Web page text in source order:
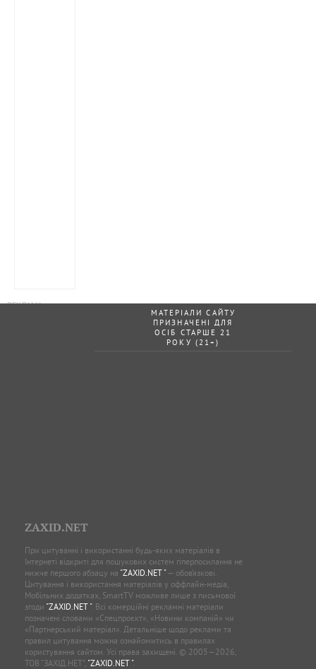
МАТЕРІАЛИ САЙТУ
ПРИЗНАЧЕНІ ДЛЯ
ОСІБ СТАРШЕ 21
РОКУ (21+)
ZAXID.NET
При цитуванні і використанні будь-яких матеріалів в
Інтернеті відкриті для пошукових систем гіперпосилання не
нижче першого абзацу на "ZAXID.NET "— обов’язкові.
Цитування і використання матеріалів у оффлайн-медіа,
Мобільних додатках, SmartTV можливе лише з письмової
згоди "ZAXID.NET ". Всі комерційні рекламні матеріали
позначені словами «Спецпроєкт», «Новини компаній» чи
«Партнерський матеріал». Детальніше щодо реклами та
правил цитування можна ознайомитись в правилах
користування сайтом. Усі права захищені. © 2005—2026,
ТОВ “ЗАХІД.НЕТ”, "ZAXID.NET ".